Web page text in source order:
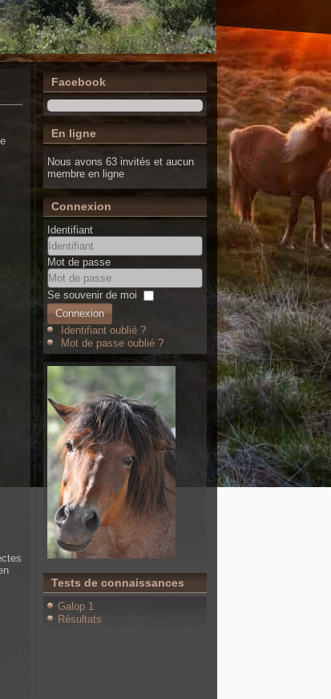
Facebook
En ligne
Nous avons 63 invités et aucun
membre en ligne
Connexion
Identifiant
Mot de passe
Se souvenir de moi
Connexion
Identifiant oublié ?
Mot de passe oublié ?
Tests de connaissances
Galop 1
Résultats